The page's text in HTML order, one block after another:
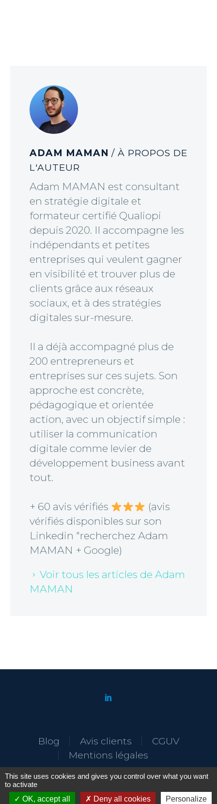
ADAM MAMAN/ À PROPOS DE
L'AUTEUR
Adam MAMAN est consultant
en stratégie digitale et
formateur certifié Qualiopi
depuis 2020. Il accompagne les
indépendants et petites
entreprises qui veulent gagner
en visibilité et trouver plus de
clients grâce aux réseaux
sociaux, et à des stratégies
digitales sur-mesure.
Il a déjà accompagné plus de
200 entrepreneurs et
entreprises sur ces sujets. Son
approche est concrète,
pédagogique et orientée
action, avec un objectif simple :
utiliser la communication
digitale comme levier de
développement business avant
tout.
+ 60 avis vérifiés
(avis
vérifiés disponibles sur son
Linkedin "recherchez Adam
MAMAN + Google)
Voir tous les articles de Adam
MAMAN
Blog Avis clients
CGUV
Mentions légales
AM Consulting © N°Qualiopi 96866
This site uses cookies and gives you control over what you want
to activate
OK, accept all
Deny all cookies Personalize